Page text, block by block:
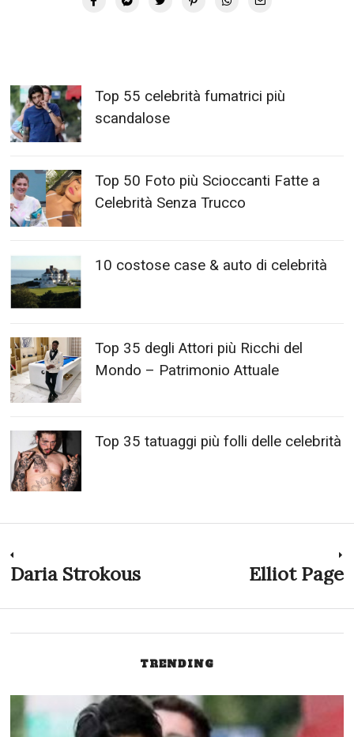
Top 55 celebrità fumatrici più
scandalose
Top 50 Foto più Scioccanti Fatte a
Celebrità Senza Trucco
10 costose case & auto di celebrità
Top 35 degli Attori più Ricchi del
Mondo – Patrimonio Attuale
Top 35 tatuaggi più folli delle celebrità
Navigazione
articoli
Previous
Daria Strokous Elliot Page
TRENDING